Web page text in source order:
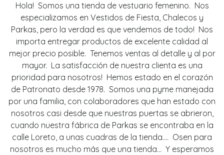
Hola! Somos una tienda de vestuario femenino. Nos
especializamos en Vestidos de Fiesta, Chalecos y
Parkas, pero la verdad es que vendemos de todo! Nos
importa entregar productos de excelente calidad al
mejor precio posible. Tenemos ventas al detalle y al por
mayor. La satisfacción de nuestra clienta es una
prioridad para nosotros! Hemos estado en el corazón
de Patronato desde 1978. Somos una pyme manejada
por una familia, con colaboradores que han estado con
nosotros casi desde que nuestras puertas se abrieron,
cuando nuestra fábrica de Parkas se encontraba en la
calle Loreto, a unas cuadras de la tienda.... Osen para
nosotros es mucho más que una tienda... Y esperamos